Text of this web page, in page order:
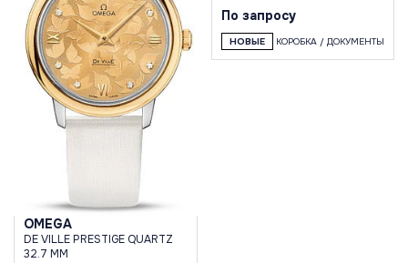
OMEGA
DE VILLE PRESTIGE QUARTZ
32.7 MM
MM
По запросу
НОВЫЕ КОРОБКА / ДОКУМЕНТЫ